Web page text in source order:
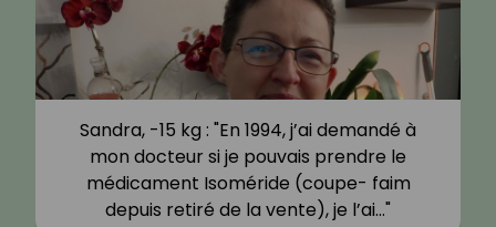
Sandra, -15 kg : "En 1994, j’ai demandé à
mon docteur si je pouvais prendre le
médicament Isoméride (coupe- faim
depuis retiré de la vente), je l’ai…"